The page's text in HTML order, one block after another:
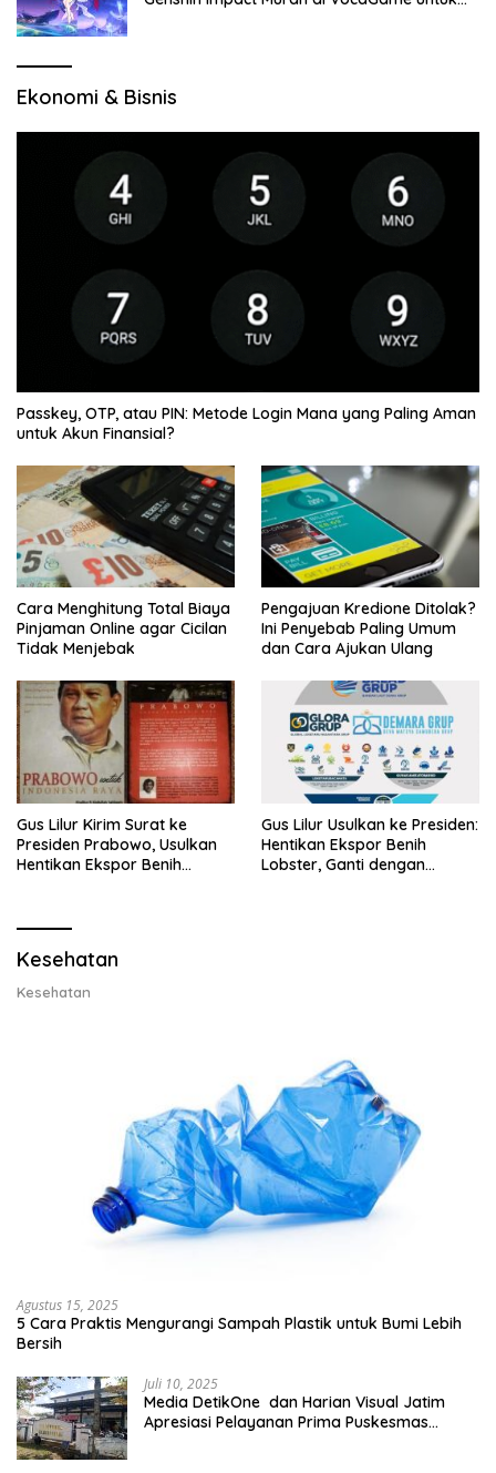
Ekonomi & Bisnis
Passkey, OTP, atau PIN: Metode Login Mana yang Paling Aman
untuk Akun Finansial?
Cara Menghitung Total Biaya
Pinjaman Online agar Cicilan
Tidak Menjebak
Pengajuan Kredione Ditolak?
Ini Penyebab Paling Umum
dan Cara Ajukan Ulang
Gus Lilur Kirim Surat ke
Presiden Prabowo, Usulkan
Hentikan Ekspor Benih
Gus Lilur Usulkan ke Presiden:
Hentikan Ekspor Benih
Lobster, Ganti dengan
Kesehatan
Kesehatan
Agustus 15, 2025
5 Cara Praktis Mengurangi Sampah Plastik untuk Bumi Lebih
Bersih
Juli 10, 2025
Media DetikOne dan Harian Visual Jatim
Apresiasi Pelayanan Prima Puskesmas